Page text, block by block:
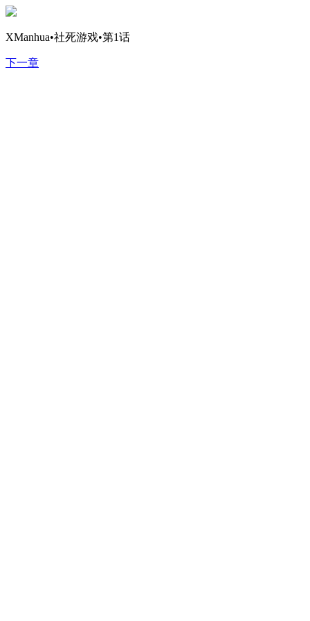
XManhua•社死游戏•第1话
下一章